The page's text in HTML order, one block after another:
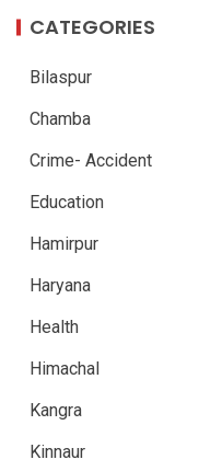
CATEGORIES
Bilaspur
Chamba
Crime- Accident
Education
Hamirpur
Haryana
Health
Himachal
Kangra
Kinnaur